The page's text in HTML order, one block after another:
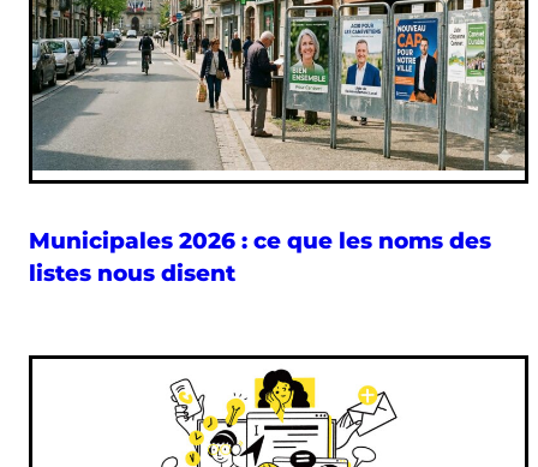
Municipales 2026 : ce que les noms des
listes nous disent